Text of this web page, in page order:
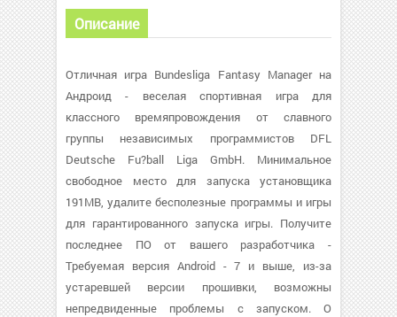
Описание
Отличная игра Bundesliga Fantasy Manager на
Андроид - веселая спортивная игра для
классного времяпровождения от славного
группы независимых программистов DFL
Deutsche Fu?ball Liga GmbH. Минимальное
свободное место для запуска установщика
191MB, удалите бесполезные программы и игры
для гарантированного запуска игры. Получите
последнее ПО от вашего разработчика -
Требуемая версия Android - 7 и выше, из-за
устаревшей версии прошивки, возможны
непредвиденные проблемы с запуском. О